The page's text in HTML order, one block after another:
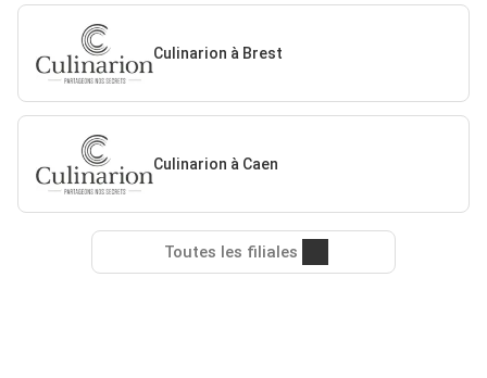
Culinarion à Brest
Culinarion à Caen
Toutes les filiales